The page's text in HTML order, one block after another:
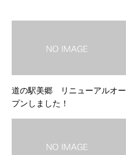
道の駅美郷 リニューアルオー
プンしました！